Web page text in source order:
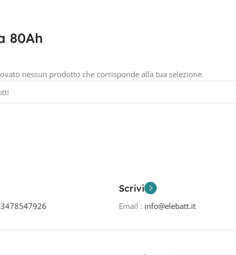
80Ah
nessun prodotto che corrisponde alla tua selezione.
Scrivi
Email : info@elebatt.it